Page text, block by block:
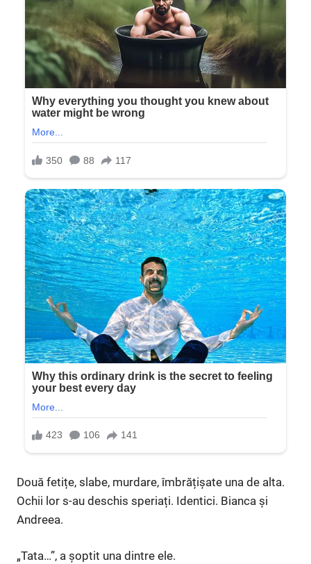
Două fetițe, slabe, murdare, îmbrățișate una de alta.
Ochii lor s-au deschis speriați. Identici. Bianca și
Andreea.
„Tata…”, a șoptit una dintre ele.